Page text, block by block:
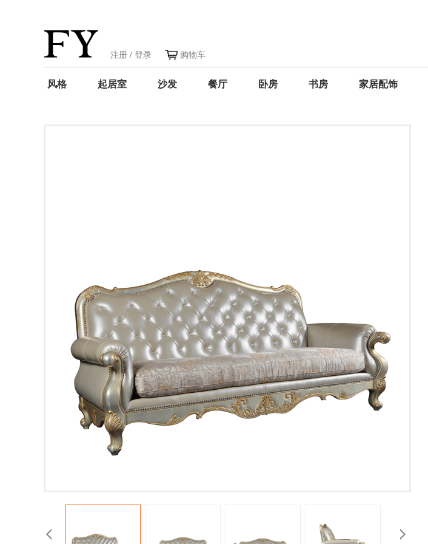
注册 / 登录 购物车
风格 起居室 沙发 餐厅 卧房 书房 家居配饰